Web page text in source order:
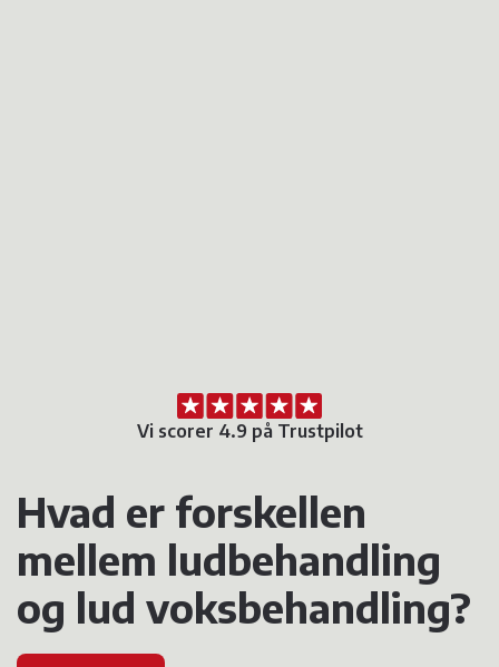
Vi scorer 4.9 på Trustpilot
Hvad er forskellen
mellem ludbehandling
og lud voksbehandling?